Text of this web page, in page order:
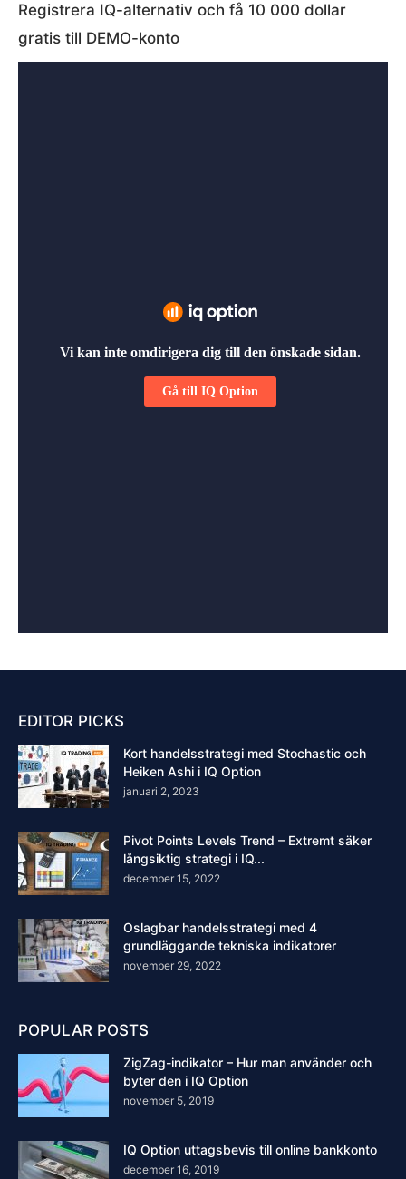
Registrera IQ-alternativ och få 10 000 dollar
gratis till DEMO-konto
EDITOR PICKS
Kort handelsstrategi med Stochastic och
Heiken Ashi i IQ Option
januari 2, 2023
Pivot Points Levels Trend – Extremt säker
långsiktig strategi i IQ...
december 15, 2022
Oslagbar handelsstrategi med 4
grundläggande tekniska indikatorer
november 29, 2022
POPULAR POSTS
ZigZag-indikator – Hur man använder och
byter den i IQ Option
november 5, 2019
IQ Option uttagsbevis till online bankkonto
december 16, 2019